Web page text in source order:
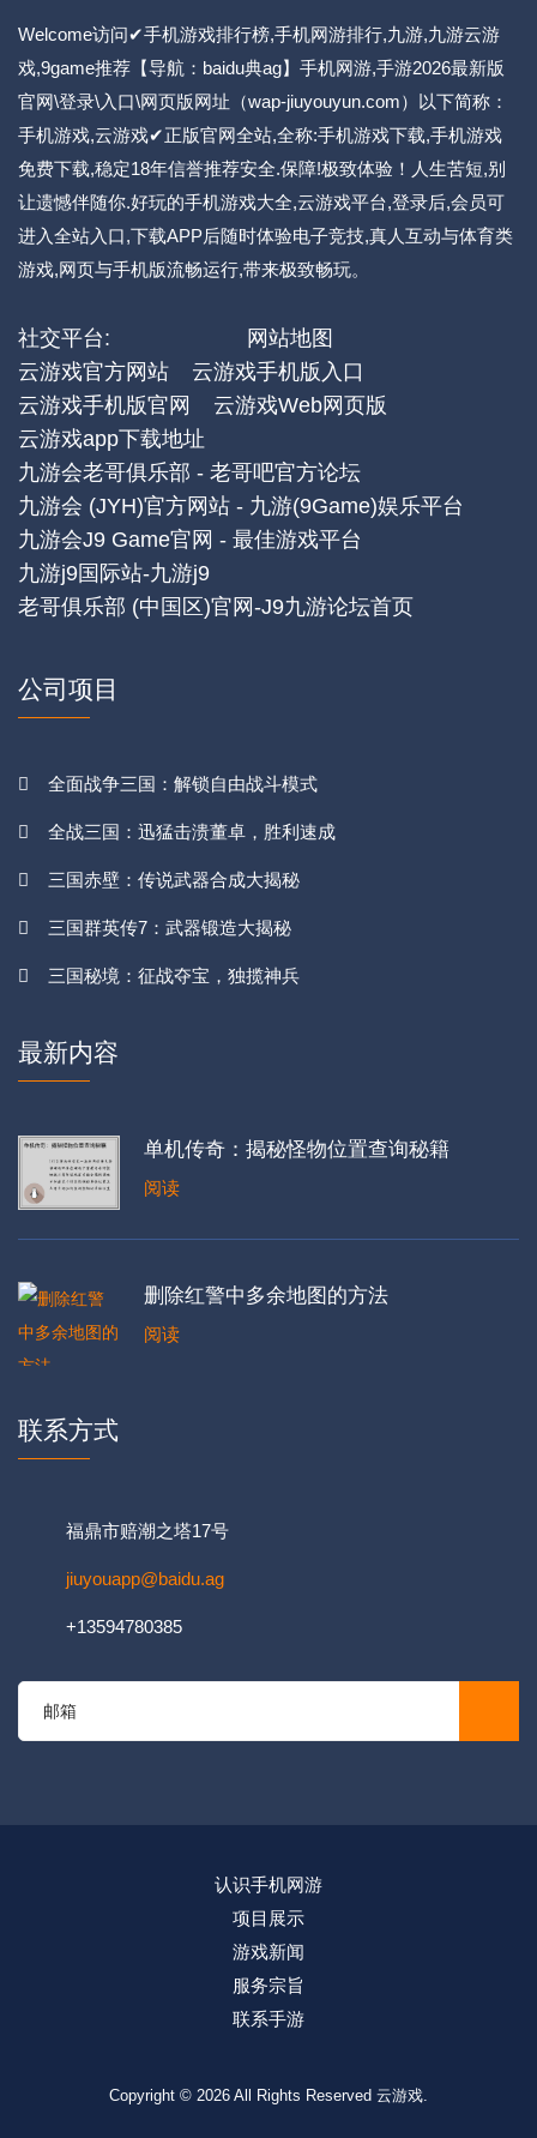
Welcome访问✔手机游戏排行榜,手机网游排行,九游,九游云游
戏,9game推荐【导航：baidu典ag】手机网游,手游2026最新版
官网\登录\入口\网页版网址（wap-jiuyouyun.com）以下简称：
手机游戏,云游戏✔正版官网全站,全称:手机游戏下载,手机游戏
免费下载,稳定18年信誉推荐安全.保障!极致体验！人生苦短,别
让遗憾伴随你.好玩的手机游戏大全,云游戏平台,登录后,会员可
进入全站入口,下载APP后随时体验电子竞技,真人互动与体育类
游戏,网页与手机版流畅运行,带来极致畅玩。
社交平台:
网站地图
云游戏官方网站
云游戏手机版入口
云游戏手机版官网
云游戏Web网页版
云游戏app下载地址
九游会老哥俱乐部 - 老哥吧官方论坛
九游会 (JYH)官方网站 - 九游(9Game)娱乐平台
九游会J9 Game官网 - 最佳游戏平台
九游j9国际站-九游j9
老哥俱乐部 (中国区)官网-J9九游论坛首页
公司项目
全面战争三国：解锁自由战斗模式
全战三国：迅猛击溃董卓，胜利速成
三国赤壁：传说武器合成大揭秘
三国群英传7：武器锻造大揭秘
三国秘境：征战夺宝，独揽神兵
最新内容
单机传奇：揭秘怪物位置查询秘籍
阅读
删除红警中多余地图的方法
阅读
联系方式
福鼎市赔潮之塔17号
jiuyouapp@baidu.ag
+13594780385
认识手机网游
项目展示
游戏新闻
服务宗旨
联系手游
Copyright © 2026 All Rights Reserved 云游戏.